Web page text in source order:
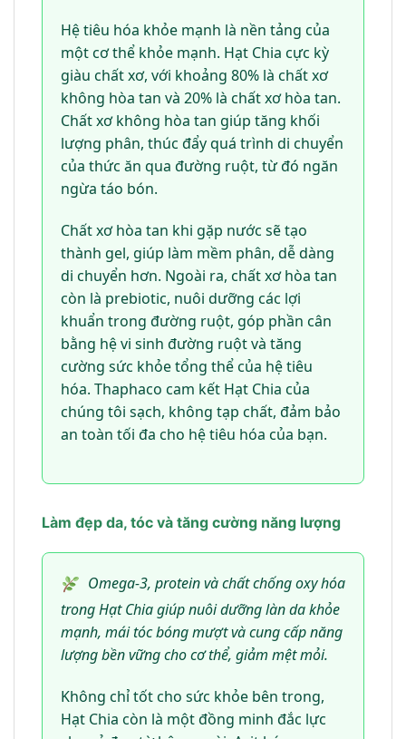
Hệ tiêu hóa khỏe mạnh là nền tảng của
một cơ thể khỏe mạnh. Hạt Chia cực kỳ
giàu chất xơ, với khoảng 80% là chất xơ
không hòa tan và 20% là chất xơ hòa tan.
Chất xơ không hòa tan giúp tăng khối
lượng phân, thúc đẩy quá trình di chuyển
của thức ăn qua đường ruột, từ đó ngăn
ngừa táo bón.
Chất xơ hòa tan khi gặp nước sẽ tạo
thành gel, giúp làm mềm phân, dễ dàng
di chuyển hơn. Ngoài ra, chất xơ hòa tan
còn là prebiotic, nuôi dưỡng các lợi
khuẩn trong đường ruột, góp phần cân
bằng hệ vi sinh đường ruột và tăng
cường sức khỏe tổng thể của hệ tiêu
hóa. Thaphaco cam kết Hạt Chia của
chúng tôi sạch, không tạp chất, đảm bảo
an toàn tối đa cho hệ tiêu hóa của bạn.
Làm đẹp da, tóc và tăng cường năng lượng
Omega-3, protein và chất chống oxy hóa
trong Hạt Chia giúp nuôi dưỡng làn da khỏe
mạnh, mái tóc bóng mượt và cung cấp năng
lượng bền vững cho cơ thể, giảm mệt mỏi.
Không chỉ tốt cho sức khỏe bên trong,
Hạt Chia còn là một đồng minh đắc lực